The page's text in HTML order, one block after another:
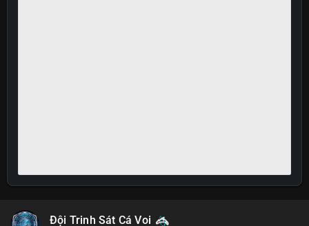
Đội Trinh Sát Cá Voi